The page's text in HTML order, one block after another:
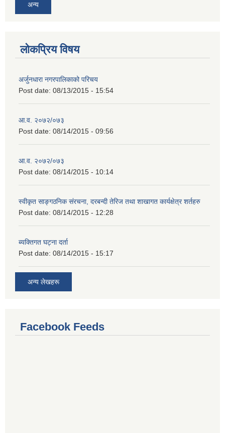
अन्य
लोकप्रिय विषय
अर्जुनधारा नगरपालिकाको परिचय
Post date: 08/13/2015 - 15:54
आ.व. २०७२/०७३
Post date: 08/14/2015 - 09:56
आ.व. २०७२/०७३
Post date: 08/14/2015 - 10:14
स्वीकृत साङ्गठनिक संरचना, दरबन्दी तेरिज तथा शाखागत कार्यक्षेत्र शर्तहरु
Post date: 08/14/2015 - 12:28
ब्यक्तिगत घट्ना दर्ता
Post date: 08/14/2015 - 15:17
अन्य लेखहरू
Facebook Feeds